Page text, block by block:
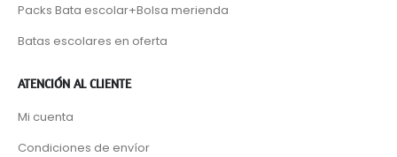
Packs Bata escolar+Bolsa merienda
Batas escolares en oferta
ATENCIÓN AL CLIENTE
Mi cuenta
Condiciones de envíor